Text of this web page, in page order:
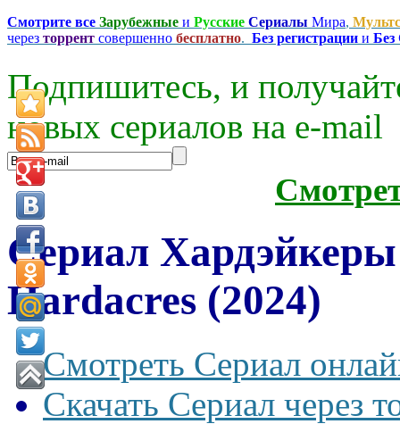
Смотрите все Зарубежные и Русские Сериалы Мира,
через торрент совершенно бесплатно. Без регистрации и
Подпишитесь, и
новых сериалов на e-mаil
Сериал
Hardacres (2024)
Смотреть Сериал
Скачать Сериал через